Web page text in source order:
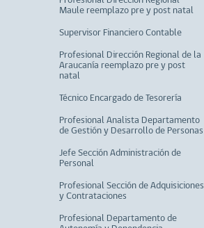
Maule reemplazo pre y post natal
Supervisor Financiero Contable
Profesional Dirección Regional de la
Araucanía reemplazo pre y post
natal
Técnico Encargado de Tesorería
Profesional Analista Departamento
de Gestión y Desarrollo de Personas
Jefe Sección Administración de
Personal
Profesional Sección de Adquisiciones
y Contrataciones
Profesional Departamento de